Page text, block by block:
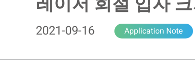
2021-09-16 Application Note